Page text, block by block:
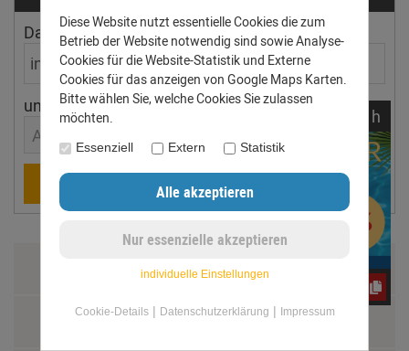
Dachfläche Dachneigung
ungefährer Ort
Aachen
Berechnen
Zahlung & Versand
Datenschutz
h
Diese Website nutzt essentielle Cookies die zum
Betrieb der Website notwendig sind sowie Analyse-
Cookies für die Website-Statistik und Externe
Cookies für das anzeigen von Google Maps Karten.
Bitte wählen Sie, welche Cookies Sie zulassen
möchten.
Essenziell Extern Statistik
individuelle Einstellungen
Cookie-Details| Datenschutzerklärung | Impressum